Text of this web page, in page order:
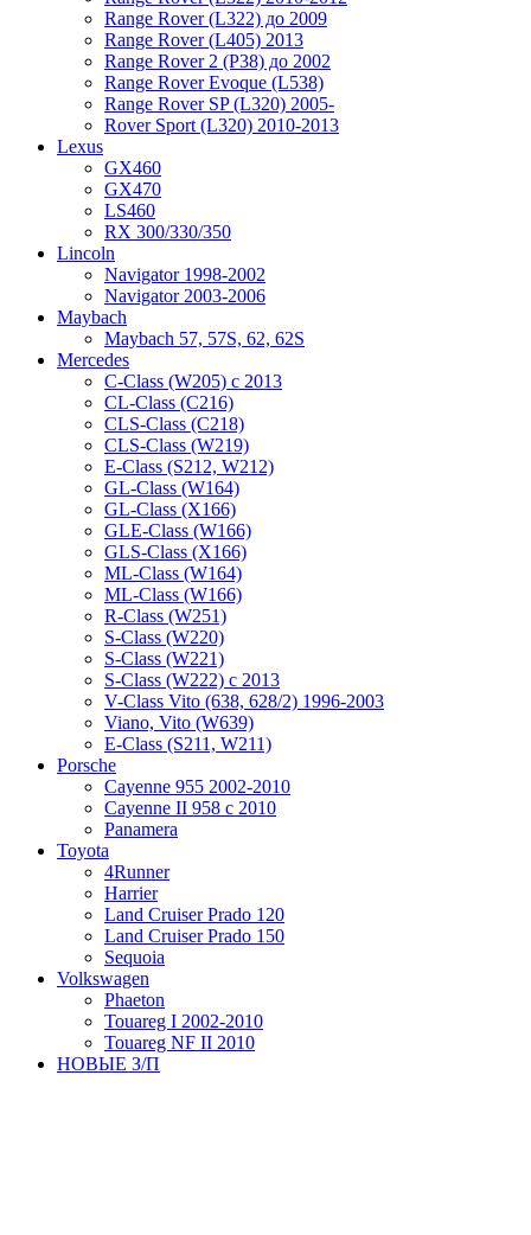
Range Rover (L322) до 2009
Range Rover (L405) 2013
Range Rover 2 (P38) до 2002
Range Rover Evoque (L538)
Range Rover SP (L320) 2005-
Rover Sport (L320) 2010-2013
Lexus
GX460
GX470
LS460
RX 300/330/350
Lincoln
Navigator 1998-2002
Navigator 2003-2006
Maybach
Maybach 57, 57S, 62, 62S
Mercedes
C-Class (W205) с 2013
CL-Class (C216)
CLS-Class (C218)
CLS-Class (W219)
E-Class (S212, W212)
GL-Class (W164)
GL-Class (X166)
GLE-Class (W166)
GLS-Class (X166)
ML-Class (W164)
ML-Class (W166)
R-Class (W251)
S-Class (W220)
S-Class (W221)
S-Class (W222) с 2013
V-Class Vito (638, 628/2) 1996-2003
Viano, Vito (W639)
Е-Class (S211, W211)
Porsche
Cayenne 955 2002-2010
Cayenne II 958 с 2010
Panamera
Toyota
4Runner
Harrier
Land Cruiser Prado 120
Land Cruiser Prado 150
Sequoia
Volkswagen
Phaeton
Touareg I 2002-2010
Touareg NF II 2010
НОВЫЕ З/П